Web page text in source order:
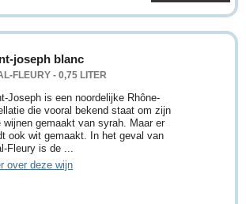
joseph blanc
FLEURY - 0,75 LITER
Joseph is een noordelijke Rhône-
die vooral bekend staat om zijn
wijnen gemaakt van syrah. Maar er
ook wit gemaakt. In het geval van
Fleury is de ...
over deze wijn